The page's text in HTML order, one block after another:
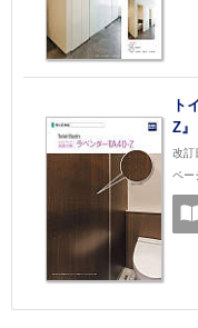
ト
Z』
改訂
ペー